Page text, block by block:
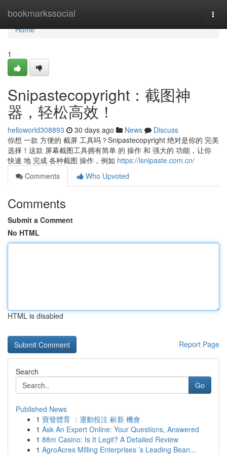
bookmarkssocial
Home
Home
1
Snipastecopyright：截图神
器，轻松高效！
helloworld308893 30 days ago News
Discuss
你想 一款 方便的 截屏 工具吗？Snipastecopyright 绝对是你的 完美
选择！这款 屏幕截图工具拥有简单 的 操作 和 强大的 功能，让你
快速 地 完成 各种截图 操作，例如 https://lsnipaste.com.cn/
Comments
Who Upvoted
Comments
Submit a Comment
No HTML
HTML is disabled
Report Page
Search
Go
Published News
1 寶發體育 ：運動投注 嶄新 機會
1 Ask An Expert Online: Your Questions, Answered
1 88m Casino: Is It Legit? A Detailed Review
1 AgroAcres Milling Enterprises ’s Leading Bean...